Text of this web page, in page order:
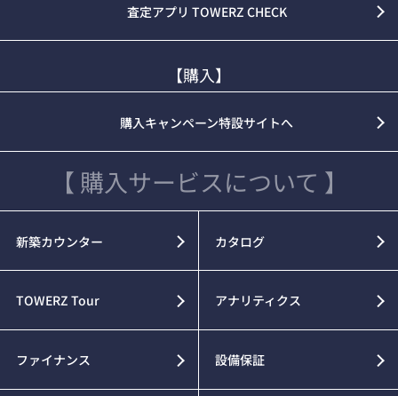
査定アプリ TOWERZ CHECK
【購入】
購入キャンペーン特設サイトへ
【 購入サービスについて 】
新築カウンター カタログ
TOWERZ Tour アナリティクス
ファイナンス 設備保証